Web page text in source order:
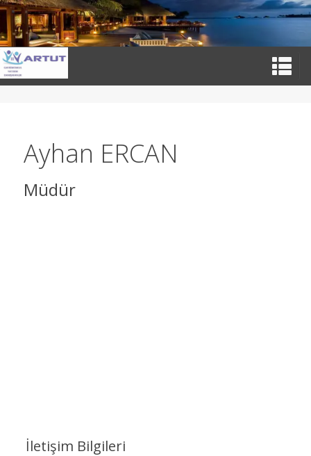
Ayhan ERCAN
Müdür
İletişim Bilgileri